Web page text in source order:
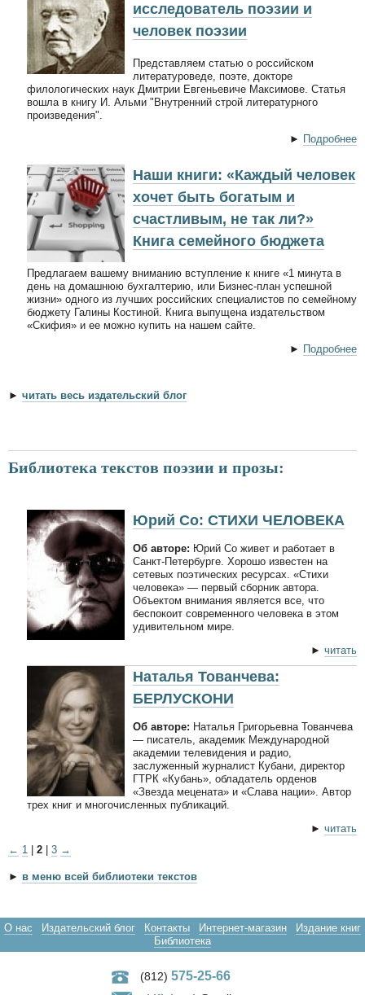
исследователь поэзии и
человек поэзии
Представляем статью о российском
литературоведе, поэте, докторе
филологических наук Дмитрии Евгеньевиче Максимове. Статья
вошла в книгу И. Альми "Внутренний строй литературного
произведения".
► Подробнее
Наши книги: «Каждый человек
хочет быть богатым и
счастливым, не так ли?»
Книга семейного бюджета
Предлагаем вашему вниманию вступление к книге «1 минута в
день на домашнюю бухгалтерию, или Бизнес-план успешной
жизни» одного из лучших российских специалистов по семейному
бюджету Галины Костиной. Книга выпущена издательством
«Скифия» и ее можно купить на нашем сайте.
► Подробнее
► читать весь издательский блог
Библиотека текстов поэзии и прозы:
Юрий Со: СТИХИ ЧЕЛОВЕКА
Об авторе: Юрий Со живет и работает в
Санкт-Петербурге. Хорошо известен на
сетевых поэтических ресурсах. «Стихи
человека» — первый сборник автора.
Объектом внимания является все, что
беспокоит современного человека в этом
удивительном мире.
► читать
Наталья Тованчева:
БЕРЛУСКОНИ
Об авторе: Наталья Григорьевна Тованчева
— писатель, академик Международной
академии телевидения и радио,
заслуженный журналист Кубани, директор
ГТРК «Кубань», обладатель орденов
«Звезда мецената» и «Слава нации». Автор
трех книг и многочисленных публикаций.
► читать
← 1 2 3 →
► в меню всей библиотеки текстов
О нас Издательский блог Контакты Интернет-магазин
Издание книг
Библиотека
(812) 575-25-66